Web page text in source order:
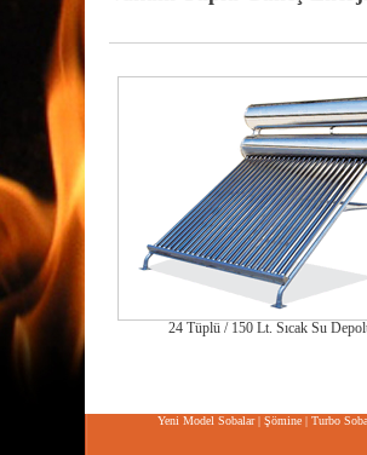
24 Tüplü / 150 Lt. Sıcak Su
Yeni Model Sobalar| Şömine| Turbo Soba